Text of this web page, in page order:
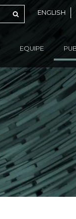
ENGLISH
EQUIPE